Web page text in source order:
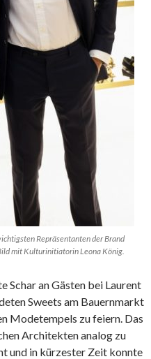
Repräsentanten der Brand
mit Kulturinitiatorin Leona König.
Schar an Gästen bei Laurent
Sweets am Bauernmarkt
Modetempels zu feiern. Das
Architekten analog zu
und in kürzester Zeit konnte